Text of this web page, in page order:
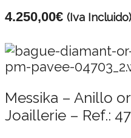
4.250,00€ (Iva Incluido)
Messika – Anillo
Joaillerie – Ref.: